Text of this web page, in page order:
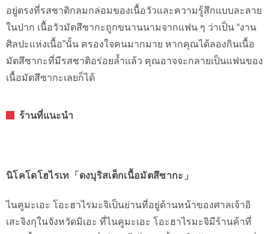
อยู่ตรงที่รสชาติกลมกล่อมของเนื้อวัวและความรู้สึกแบบละลาย
ในปาก เนื้อวัวมัตสึซากะถูกขนานนามจากแฟน ๆ ว่าเป็น “งาน
ศิลปะแห่งเนื้อ”นั้น ครองใจคนมากมาย หากคุณได้ลองกินเนื้อ
มัตสึซากะที่มีรสชาติอร่อยล้ำแล้ว คุณอาจจะกลายเป็นแฟนของ
เนื้อมัตสึซากะเลยก็ได้
ร้านที่แนะนำ
นิโคโดโฮไรเท「ดงบุริสเต็กเนื้อมัตสึซากะ」
ไนคูมะเอะ โอะฮาไรมะจิเป็นย่านที่อยู่ด้านหน้าของศาลเจ้าอิ
เสะจิงกุในจังหวัดมิเอะ ที่ไนคูมะเอะ โอะฮาไรมะจิมีร้านค้าที่